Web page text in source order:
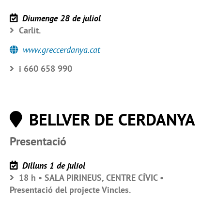
Diumenge 28 de juliol
Carlit.
www.greccerdanya.cat
i 660 658 990
BELLVER DE CERDANYA
Presentació
Dilluns 1 de juliol
18 h • SALA PIRINEUS, CENTRE CÍVIC •
Presentació del projecte Vincles.